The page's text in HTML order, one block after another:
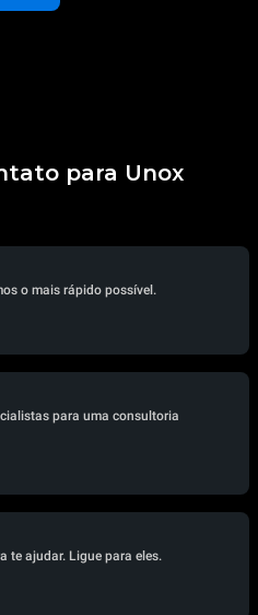
para Unox
o mais rápido possível.
para uma consultoria
te ajudar. Ligue para eles.